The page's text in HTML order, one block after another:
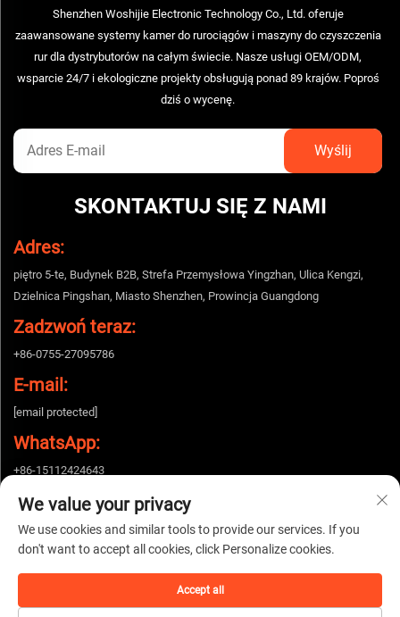
Shenzhen Woshijie Electronic Technology Co., Ltd. oferuje
zaawansowane systemy kamer do rurociągów i maszyny do czyszczenia
rur dla dystrybutorów na całym świecie. Nasze usługi OEM/ODM,
wsparcie 24/7 i ekologiczne projekty obsługują ponad 89 krajów. Poproś
dziś o wycenę.
SKONTAKTUJ SIĘ Z NAMI
Adres:
piętro 5-te, Budynek B2B, Strefa Przemysłowa Yingzhan, Ulica Kengzi,
Dzielnica Pingshan, Miasto Shenzhen, Prowincja Guangdong
Zadzwoń teraz:
+86-0755-27095786
E-mail:
[email protected]
WhatsApp:
+86-15112424643
Copyright © 2026 China Shenzhen Woshijie Electronic Technology Co., Ltd.
Wszelkie prawa zastrzeżone. |Polityka prywatności
We value your privacy
We use cookies and similar tools to provide our services. If you
don't want to accept all cookies, click Personalize cookies.
Accept all